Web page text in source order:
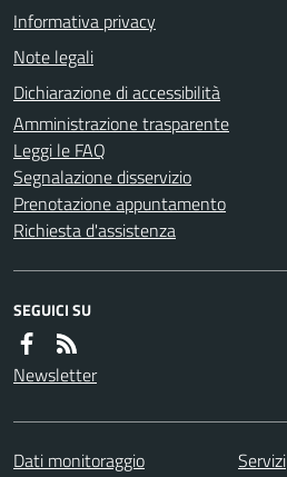
Informativa privacy
Note legali
Dichiarazione di accessibilità
Amministrazione trasparente
Leggi le FAQ
Segnalazione disservizio
Prenotazione appuntamento
Richiesta d'assistenza
SEGUICI SU
Newsletter
Dati monitoraggio Servizi